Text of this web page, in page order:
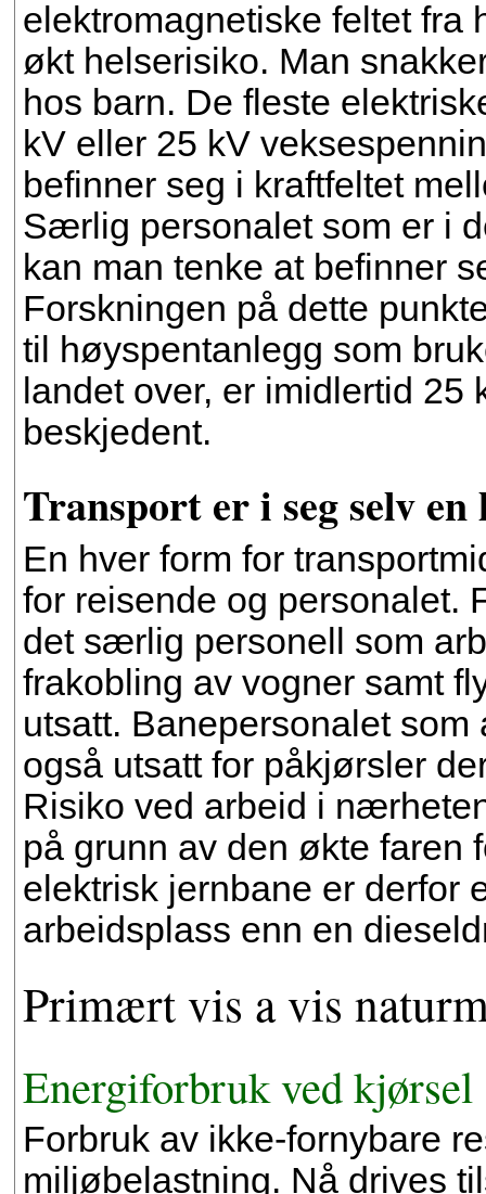
elektromagnetiske feltet
økt helserisiko. Man
hos barn. De fleste
kV eller 25 kV
befinner seg i kraftfeltet
Særlig personalet som er i
kan man tenke at befinner
Forskningen på dette
til høyspentanlegg som
landet over, er imidlertid
beskjedent.
Transport er i seg selv en
En hver form for
for reisende og personalet.
det særlig personell som
frakobling av vogner samt
utsatt. Banepersonalet
også utsatt for påkjørsler
Risiko ved arbeid i
på grunn av den økte faren
elektrisk jernbane er derfor
arbeidsplass enn en
Primært vis a vis
Energiforbruk ved kjørsel
Forbruk av ikke-fornybare
miljøbelastning. Nå drives